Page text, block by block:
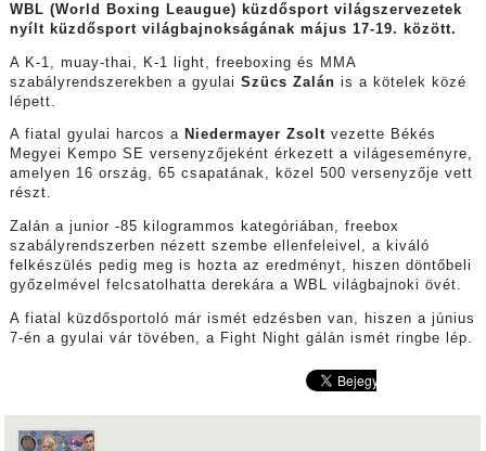
WBL (World Boxing Leaugue) küzdősport világszervezetek
nyílt küzdősport világbajnokságának május 17-19. között.
A K-1, muay-thai, K-1 light, freeboxing és MMA
szabályrendszerekben a gyulai Szücs Zalán is a kötelek közé
lépett.
A fiatal gyulai harcos a Niedermayer Zsoltvezette Békés
Megyei Kempo SE versenyzőjeként érkezett a világeseményre,
amelyen 16 ország, 65 csapatának, közel 500 versenyzője vett
részt.
Zalán a junior -85 kilogrammos kategóriában, freebox
szabályrendszerben nézett szembe ellenfeleivel, a kiváló
felkészülés pedig meg is hozta az eredményt, hiszen döntőbeli
győzelmével felcsatolhatta derekára a WBL világbajnoki övét.
A fiatal küzdősportoló már ismét edzésben van, hiszen a június
7-én a gyulai vár tövében, a Fight Night gálán ismét ringbe lép.